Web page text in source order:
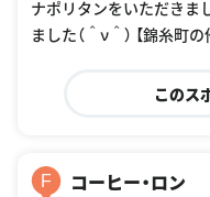
ナポリタンをいただきま
ました（＾ν＾） 【錦糸町
このス
F コーヒー・ロン